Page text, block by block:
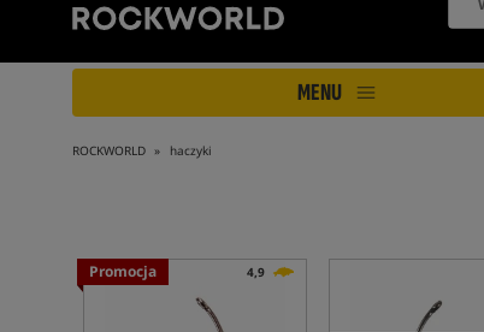
MENU
ROCKWORLD haczyki
Promocja 4,9